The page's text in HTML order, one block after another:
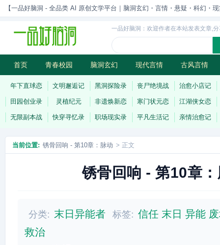
【一品好脑洞 - 全品类 AI 原创文学平台｜脑洞玄幻・言情・悬疑・科幻・
一品好脑洞：欢迎作者在本站发表文章,
首页 青春校园 脑洞玄幻 现代言情 古风言情
历史权谋 武侠江湖 灵异志怪 连载
年下直球恋 文明邂逅记 黑洞探险录 丧尸绝境战 治愈小店记
田园创业录 灵植纪元 非遗焕新恋 寒门状元恋 江湖侠女恋
无限副本战 快穿寻忆录 职场现实录 平凡生活记 亲情治愈记
当前位置: 锈骨回响 - 第10章：脉动 > 正文
锈骨回响 - 第10章
分类: 末日异能者 标签: 信任 末日 异能
救治